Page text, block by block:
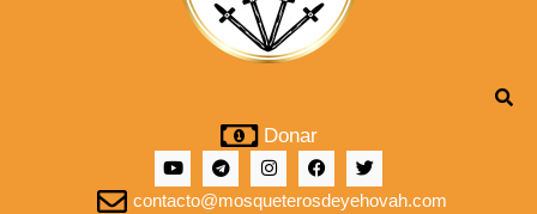
Donar
contacto@mosqueterosdeyehovah.com